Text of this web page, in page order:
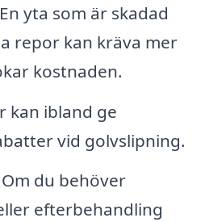
yta som är skadad
repor kan kräva mer
kostnaden.
kan ibland ge
vid golvslipning.
du behöver
efterbehandling